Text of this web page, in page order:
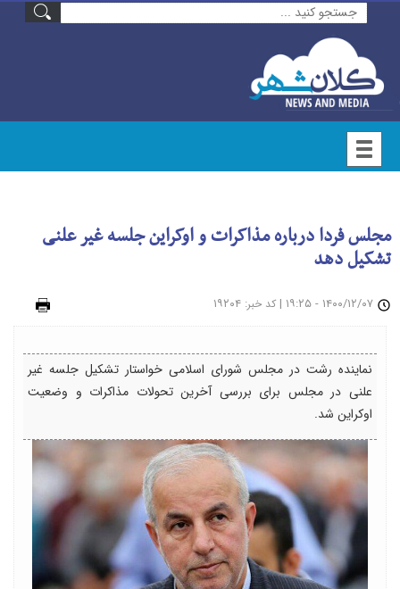
مجلس فردا درباره مذاکرات و اوکراین جلسه غیر علنی
تشکیل دهد
| کد خبر: ۱۹۲۰۴
نماینده رشت در مجلس شورای اسلامی خواستار تشکیل جلسه غیر
علنی در مجلس برای بررسی آخرین تحولات مذاکرات و وضعیت
اوکراین شد.